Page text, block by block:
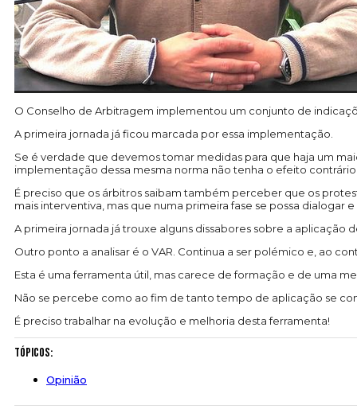
O Conselho de Arbitragem implementou um conjunto de
A primeira jornada já ficou marcada por essa implementação.
Se é verdade que devemos tomar medidas para que haja um
implementação dessa mesma norma não tenha o efeito
É preciso que os árbitros saibam também perceber que os
mais interventiva, mas que numa primeira fase se possa
A primeira jornada já trouxe alguns dissabores sobre a
Outro ponto a analisar é o VAR. Continua a ser polémico e, ao
Esta é uma ferramenta útil, mas carece de formação e de uma
Não se percebe como ao fim de tanto tempo de aplicação se
É preciso trabalhar na evolução e melhoria desta ferramenta!
Tópicos:
Opinião